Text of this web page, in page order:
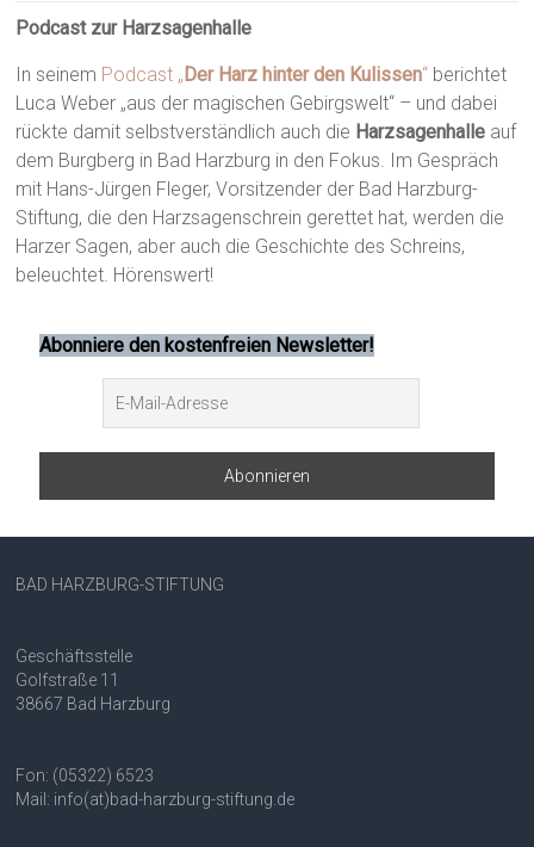
Podcast zur Harzsagenhalle
In seinem Podcast „ Der Harz hinter den Kulissen“ berichtet
Luca Weber „aus der magischen Gebirgswelt“ – und dabei
rückte damit selbstverständlich auch die Harzsagenhalle auf
dem Burgberg in Bad Harzburg in den Fokus. Im Gespräch
mit Hans-Jürgen Fleger, Vorsitzender der Bad Harzburg-
Stiftung, die den Harzsagenschrein gerettet hat, werden die
Harzer Sagen, aber auch die Geschichte des Schreins,
beleuchtet. Hörenswert!
Abonniere den kostenfreien Newsletter!
BAD HARZBURG-STIFTUNG
Geschäftsstelle
Golfstraße 11
38667 Bad Harzburg
Fon: (05322) 6523
Mail: info(at)bad-harzburg-stiftung.de